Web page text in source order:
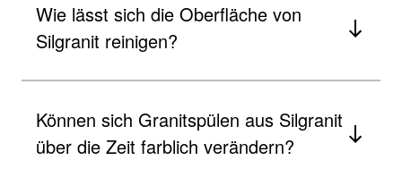
Wie lässt sich die Oberfläche von
Silgranit reinigen?
Können sich Granitspülen aus Silgranit
über die Zeit farblich verändern?